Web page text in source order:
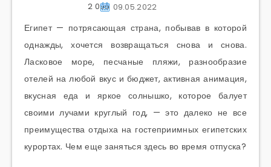
09.05.2022
2 095
Египет — потрясающая страна, побывав в которой
однажды, хочется возвращаться снова и снова.
Ласковое море, песчаные пляжи, разнообразие
отелей на любой вкус и бюджет, активная анимация,
вкусная еда и яркое солнышко, которое балует
своими лучами круглый год, — это далеко не все
преимущества отдыха на гостеприимных египетских
курортах. Чем еще заняться здесь во время отпуска?